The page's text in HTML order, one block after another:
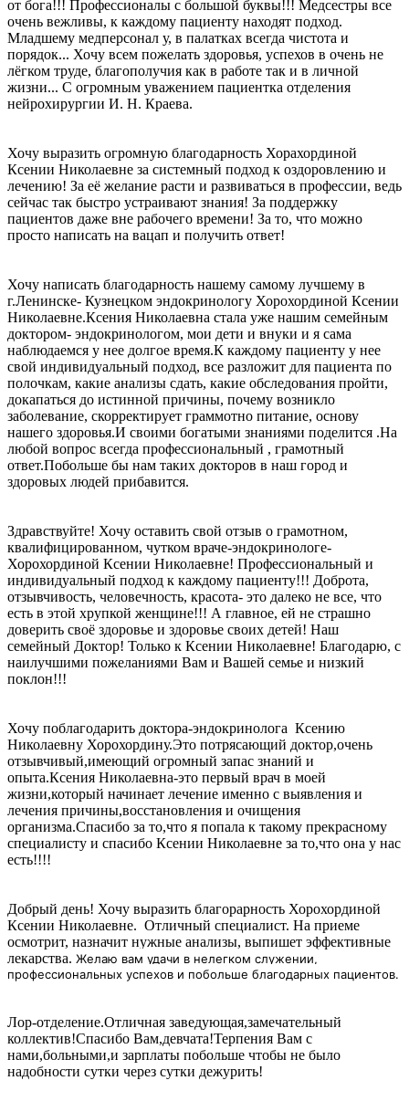
от бога!!! Профессионалы с большой буквы!!! Медсестры все
очень вежливы, к каждому пациенту находят подход.
Младшему медперсонал у, в палатках всегда чистота и
порядок... Хочу всем пожелать здоровья, успехов в очень не
лёгком труде, благополучия как в работе так и в личной
жизни... С огромным уважением пациентка отделения
нейрохирургии И. Н. Краева.
Хочу выразить огромную благодарность Хорахординой
Ксении Николаевне за системный подход к оздоровлению и
лечению! За её желание расти и развиваться в профессии, ведь
сейчас так быстро устраивают знания! За поддержку
пациентов даже вне рабочего времени! За то, что можно
просто написать на вацап и получить ответ!
Хочу написать благодарность нашему самому лучшему в
г.Ленинске- Кузнецком эндокринологу Хорохординой Ксении
Николаевне.Ксения Николаевна стала уже нашим семейным
доктором- эндокринологом, мои дети и внуки и я сама
наблюдаемся у нее долгое время.К каждому пациенту у нее
свой индивидуальный подход, все разложит для пациента по
полочкам, какие анализы сдать, какие обследования пройти,
докапаться до истинной причины, почему возникло
заболевание, скорректирует граммотно питание, основу
нашего здоровья.И своими богатыми знаниями поделится .На
любой вопрос всегда профессиональный , грамотный
ответ.Побольше бы нам таких докторов в наш город и
здоровых людей прибавится.
Здравствуйте! Хочу оставить свой отзыв о грамотном,
квалифицированном, чутком враче-эндокринологе-
Хорохординой Ксении Николаевне! Профессиональный и
индивидуальный подход к каждому пациенту!!! Доброта,
отзывчивость, человечность, красота- это далеко не все, что
есть в этой хрупкой женщине!!! А главное, ей не страшно
доверить своё здоровье и здоровье своих детей! Наш
семейный Доктор! Только к Ксении Николаевне! Благодарю, с
наилучшими пожеланиями Вам и Вашей семье и низкий
поклон!!!
Хочу поблагодарить доктора-эндокринолога Ксению
Николаевну Хорохордину.Это потрясающий доктор,очень
отзывчивый,имеющий огромный запас знаний и
опыта.Ксения Николаевна-это первый врач в моей
жизни,который начинает лечение именно с выявления и
лечения причины,восстановления и очищения
организма.Спасибо за то,что я попала к такому прекрасному
специалисту и спасибо Ксении Николаевне за то,что она у нас
есть!!!!
Добрый день! Хочу выразить благорарность Хорохординой
Ксении Николаевне. Отличный специалист. На приеме
осмотрит, назначит нужные анализы, выпишет эффективные
лекарства. Желаю вам удачи в нелегком служении,
профессиональных успехов и побольше благодарных пациентов.
Лор-отделение.Отличная заведующая,замечательный
коллектив!Спасибо Вам,девчата!Терпения Вам с
нами,больными,и зарплаты побольше чтобы не было
надобности сутки через сутки дежурить!